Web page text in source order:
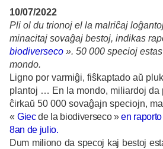
10/07/2022
Pli ol du trionoj el la malriĉaj
minacitaj sovaĝaj bestoj, indikas
biodiverseco ». 50 000 specioj
mondo.
Ligno por varmiĝi, fiŝkaptado aŭ
plantoj … En la mondo, miliardoj da
ĉirkaŭ 50 000 sovaĝajn speciojn,
« Giecde la biodiverseco »en
8an de julio.
Dum miliono da specoj kaj bestoj